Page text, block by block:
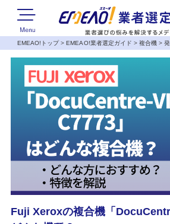
EMEAO!トップ>EMEAO!業者選定ガイド > 複合機>
Fuji Xeroxの複合機「